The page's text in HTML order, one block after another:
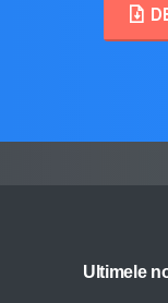
Ultimele